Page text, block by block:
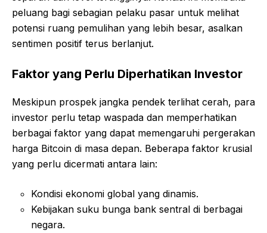
peluang bagi sebagian pelaku pasar untuk melihat
potensi ruang pemulihan yang lebih besar, asalkan
sentimen positif terus berlanjut.
Faktor yang Perlu Diperhatikan Investor
Meskipun prospek jangka pendek terlihat cerah, para
investor perlu tetap waspada dan memperhatikan
berbagai faktor yang dapat memengaruhi pergerakan
harga Bitcoin di masa depan. Beberapa faktor krusial
yang perlu dicermati antara lain:
Kondisi ekonomi global yang dinamis.
Kebijakan suku bunga bank sentral di berbagai
negara.